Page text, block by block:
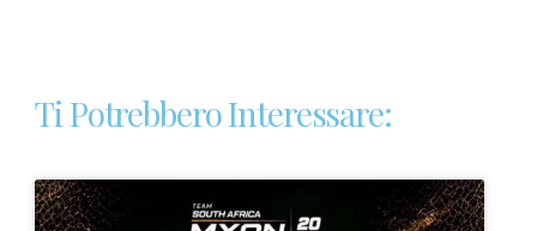
Ti Potrebbero Interessare: